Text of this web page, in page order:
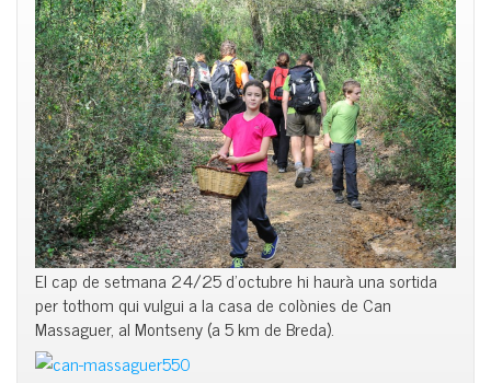
El cap de setmana 24/25 d’octubre hi haurà una sortida
per tothom qui vulgui a la casa de colònies de Can
Massaguer, al Montseny (a 5 km de Breda).